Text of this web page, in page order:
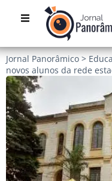
Jornal Panorâmico >
novos alunos da rede